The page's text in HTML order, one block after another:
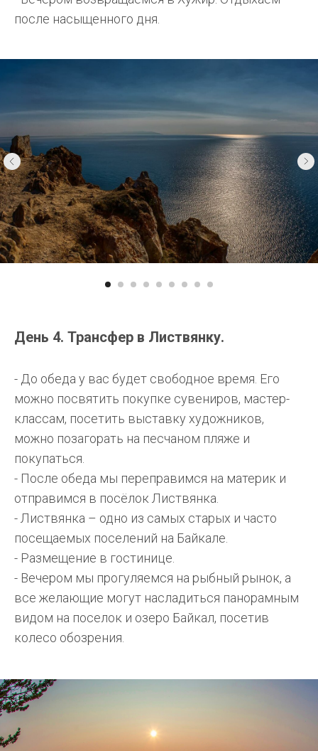
после насыщенного дня.
День 4. Трансфер в Листвянку.
- До обеда у вас будет свободное время. Его
можно посвятить покупке сувениров, мастер-
классам, посетить выставку художников,
можно позагорать на песчаном пляже и
покупаться.
- После обеда мы переправимся на материк и
отправимся в посёлок Листвянка.
- Листвянка – одно из самых старых и часто
посещаемых поселений на Байкале.
- Размещение в гостинице.
- Вечером мы прогуляемся на рыбный рынок, а
все желающие могут насладиться панорамным
видом на поселок и озеро Байкал, посетив
колесо обозрения.